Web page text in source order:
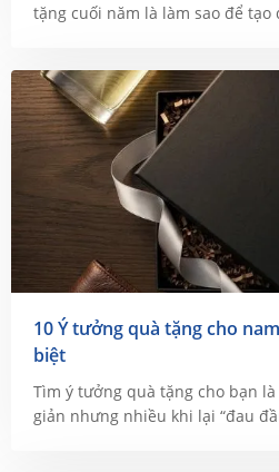
tặng cuối năm là làm sao để tạo
10 Ý tưởng quà tặng cho
biệt
Tìm ý tưởng quà tặng cho bạn
giản nhưng nhiều khi lại “đau